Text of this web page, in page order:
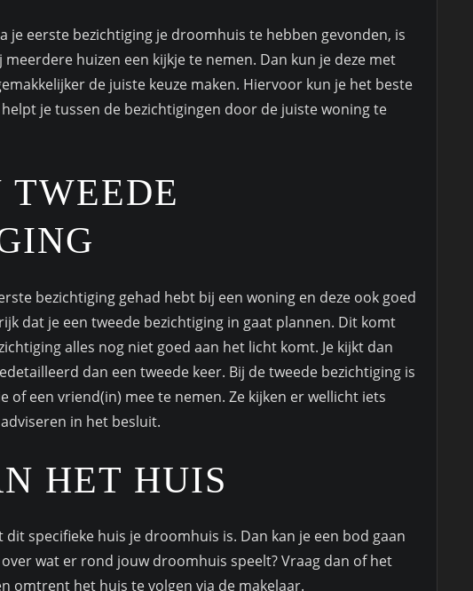
je eerste bezichtiging je droomhuis te hebben gevonden, is
huizen een kijkje te nemen. Dan kun je deze met
de juiste keuze maken. Hiervoor kun je het beste
je tussen de bezichtigingen door de juiste woning te
TWEEDE
bezichtiging gehad hebt bij een woning en deze ook goed
dat je een tweede bezichtiging in gaat plannen. Dit komt
alles nog niet goed aan het licht komt. Je kijkt dan
dan een tweede keer. Bij de tweede bezichtiging is
of een vriend(in) mee te nemen. Ze kijken er wellicht iets
in het besluit.
HET HUIS
dit specifieke huis je droomhuis is. Dan kan je een bod gaan
wat er rond jouw droomhuis speelt? Vraag dan of het
omtrent het huis te volgen via de makelaar.